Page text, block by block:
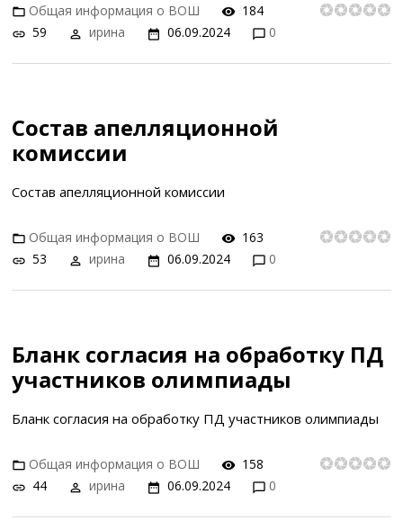
Общая информация о ВОШ
184
59
ирина 06.09.2024 0
Состав апелляционной
комиссии
Состав апелляционной комиссии
Общая информация о ВОШ
163
53
ирина 06.09.2024 0
Бланк согласия на обработку ПД
участников олимпиады
Бланк согласия на обработку ПД участников олимпиады
Общая информация о ВОШ
158
44
ирина 06.09.2024 0